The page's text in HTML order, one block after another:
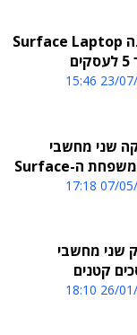
מיקרוסופט הציגה Surface Laptop
23/07/
שני מחשבי
07/05/
שני מחשבי
26/01/